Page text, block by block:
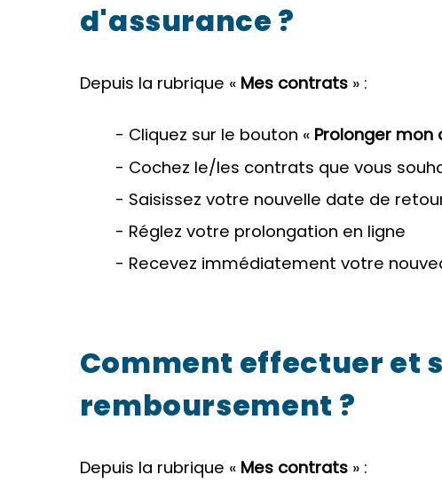
d'assurance ?
Depuis la rubrique « Mes contrats» :
- Cliquez sur le bouton « Prolonger mon
- Cochez le/les contrats que vous
- Saisissez votre nouvelle date de
- Réglez votre prolongation en ligne
- Recevez immédiatement votre
Comment effectuer et
remboursement ?
Depuis la rubrique « Mes contrats » :